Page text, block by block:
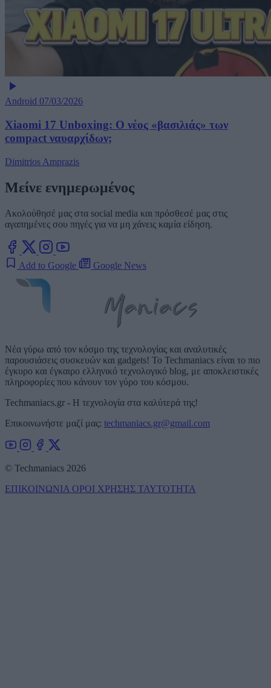
Android 07/03/2026
Xiaomi 17 Unboxing: Ο νέος «βασιλιάς» των
compact ναυαρχίδων;
Dimitrios Amprazis
Μείνε ενημερωμένος
Ακολούθησέ μας στα social media και πρόσθεσέ μας στις
αγαπημένες σου πηγές για να μη χάνεις καμία είδηση.
Add to Google Google News
Νέα γύρω από τον κόσμο της τεχνολογίας και αναλυτικές
παρουσιάσεις συσκευών και gadgets! Το Techmaniacs είναι το πιο
έγκυρο και έγκαιρο ελληνικό τεχνολογικό blog, με αποκλειστικές
πληροφορίες που κάνουν τον γύρο του κόσμου.
Techmaniacs.gr - Η τεχνολογία στα καλύτερά της!
Επικοινωνήστε μαζί μας: techmaniacs.gr@gmail.com
© Techmaniacs 2026
ΕΠΙΚΟΙΝΩΝΙΑ ΟΡΟΙ ΧΡΗΣΗΣ ΤΑΥΤΟΤΗΤΑ